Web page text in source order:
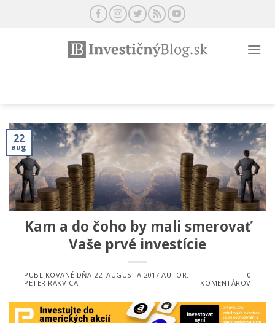
22
aug
Kam a do čoho by mali smerovať
Vaše prvé investície
PUBLIKOVANÉ DŇA 22. AUGUSTA 2017 AUTOR:
PETER RAKVICA
0
KOMENTÁROV